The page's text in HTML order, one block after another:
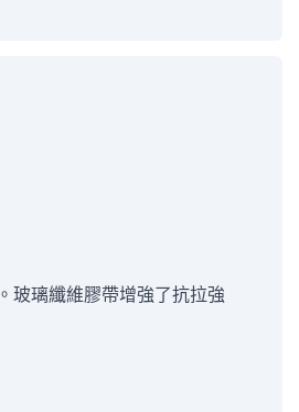
玻璃纖維膠帶增強了抗拉強